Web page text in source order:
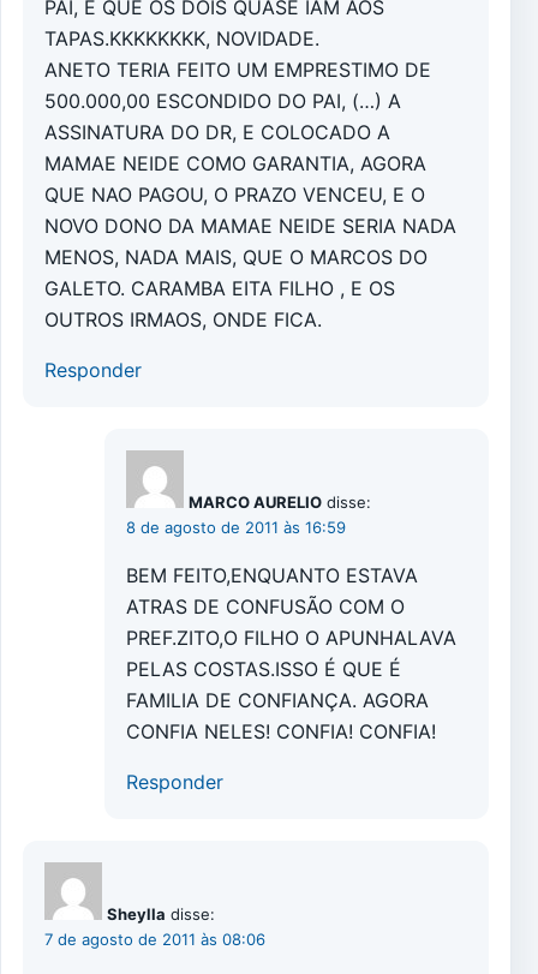
PAI, E QUE OS DOIS QUASE IAM AOS
TAPAS.KKKKKKKK, NOVIDADE.
ANETO TERIA FEITO UM EMPRESTIMO DE
500.000,00 ESCONDIDO DO PAI, (…) A
ASSINATURA DO DR, E COLOCADO A
MAMAE NEIDE COMO GARANTIA, AGORA
QUE NAO PAGOU, O PRAZO VENCEU, E O
NOVO DONO DA MAMAE NEIDE SERIA NADA
MENOS, NADA MAIS, QUE O MARCOS DO
GALETO. CARAMBA EITA FILHO , E OS
OUTROS IRMAOS, ONDE FICA.
Responder
MARCO AURELIO disse:
8 de agosto de 2011 às 16:59
BEM FEITO,ENQUANTO ESTAVA
ATRAS DE CONFUSÃO COM O
PREF.ZITO,O FILHO O APUNHALAVA
PELAS COSTAS.ISSO É QUE É
FAMILIA DE CONFIANÇA. AGORA
CONFIA NELES! CONFIA! CONFIA!
Responder
Sheylla disse:
7 de agosto de 2011 às 08:06